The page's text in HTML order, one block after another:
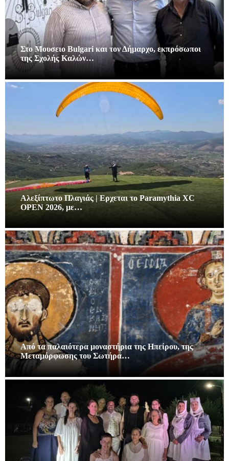
Στο Μουσειο Bulgari και τον Δήμαρχο, εκπρόσωποι
της Σχολής Καλών…
Αλεξίπτωτο Πλαγιάς | Ερχεται το Paramythia XC
OPEN 2026, με…
Από τα παλαιότερα μοναστήρια της Ηπείρου, της
Μεταμόρφωσης του Σωτήρα…